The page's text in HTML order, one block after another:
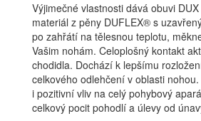
Výjimečné vlastnosti dává obuvi
materiál z pěny DUFLEX® s
po zahřátí na tělesnou teplotu,
Vašim nohám. Celoplošný kontakt
chodidla. Dochází k lepšímu
celkového odlehčení v oblasti
i pozitivní vliv na celý pohybový
celkový pocit pohodlí a úlevy od